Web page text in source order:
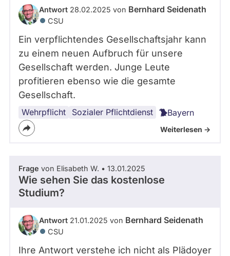
Antwort 28.02.2025 von Bernhard Seidenath
CSU
Ein verpflichtendes Gesellschaftsjahr kann
zu einem neuen Aufbruch für unsere
Gesellschaft werden. Junge Leute
profitieren ebenso wie die gesamte
Gesellschaft.
Wehrpflicht Sozialer Pflichtdienst Bayern
Weiterlesen ->
Frage von Elisabeth W. • 13.01.2025
Wie sehen Sie das kostenlose
Studium?
Antwort 21.01.2025 von Bernhard Seidenath
CSU
Ihre Antwort verstehe ich nicht als Plädoyer